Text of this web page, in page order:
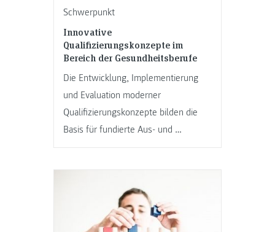
Schwerpunkt
Innovative
Qualifizierungskonzepte im
Bereich der Gesundheitsberufe
Die Entwicklung, Implementierung
und Evaluation moderner
Qualifizierungskonzepte bilden die
Basis für fundierte Aus- und …